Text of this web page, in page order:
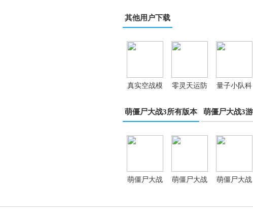
其他用户下载
真实空战模
拟器RCS
零灵天运防
线
量子小队科
幻战术
萌僵尸大战3所有版本 萌僵尸大战3
萌僵尸大战 萌僵尸大战 萌僵尸大战